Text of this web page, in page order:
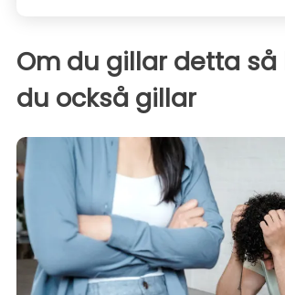
Om du gillar detta så
du också gillar